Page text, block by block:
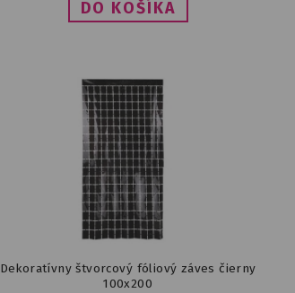
Dekoratívny štvorcový fóliový záves čierny
100x200